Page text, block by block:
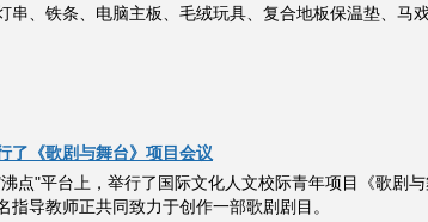
串、铁条、电脑主板、毛绒玩具、复合地板保温垫、马
了《歌剧与舞台》项目会议
点"平台上，举行了国际文化人文校际青年项目《歌剧
指导教师正共同致力于创作一部歌剧剧目。